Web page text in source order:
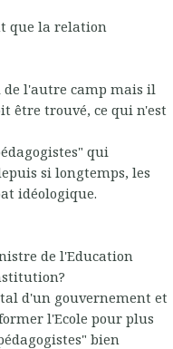
que la relation
l'autre camp mais il
être trouvé, ce qui n'est
qui
si longtemps, les
idéologique.
de l'Education
d'un gouvernement et
l'Ecole pour plus
bien